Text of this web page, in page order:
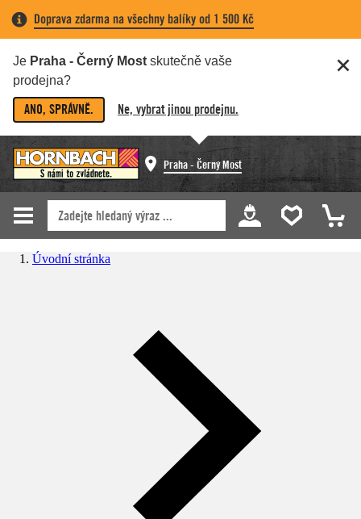
Doprava zdarma na všechny balíky od 1 500 Kč
Je Praha - Černý Most skutečně vaše
prodejna?
ANO, SPRÁVNĚ. Ne, vybrat jinou prodejnu.
Praha - Černý Most
Úvodní stránka